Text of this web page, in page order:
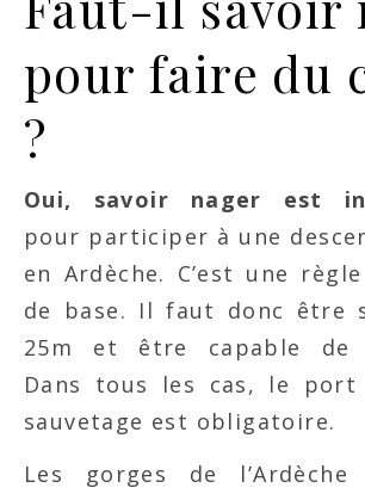
pour faire du
?
Oui, savoir nager est
pour participer à une
en Ardèche. C’est une
de base. Il faut donc être
25m et être capable de
Dans tous les cas, le
sauvetage est obligatoire.
Les gorges de